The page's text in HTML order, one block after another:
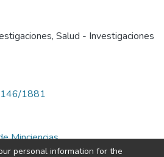
, Salud - Investigaciones
1881
Minciencias
personal information for the